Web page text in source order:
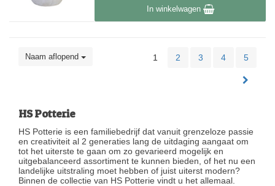
Op voorraadIn winkelwagen
Naam aflopend 1 2 3 4 5
HS Potterie
HS Potterie is een familiebedrijf dat vanuit grenzeloze passie
en creativiteit al 2 generaties lang de uitdaging aangaat om
tot het uiterste te gaan om zo gevarieerd mogelijk en
uitgebalanceerd assortiment te kunnen bieden, of het nu een
landelijke uitstraling moet hebben of juist uiterst modern?
Binnen de collectie van HS Potterie vindt u het allemaal.